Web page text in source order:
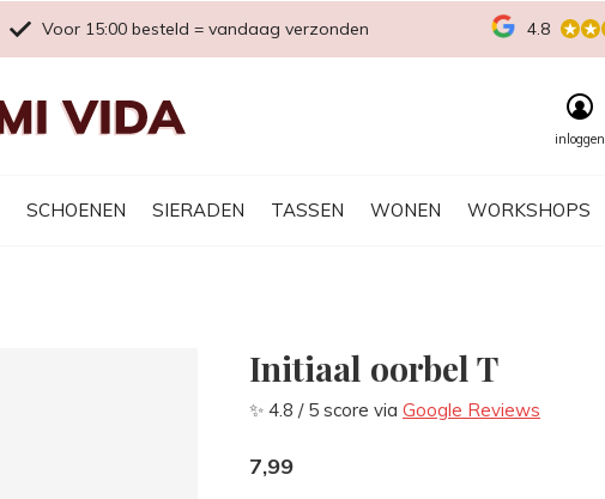
SCHOENEN SIERADEN TASSEN WONEN WORKSHOPS
inloggen
Voor 15:00 besteld = vandaag verzonden 4.8
Initiaal oorbel T
✨ 4.8 / 5 score via Google Reviews
7,99